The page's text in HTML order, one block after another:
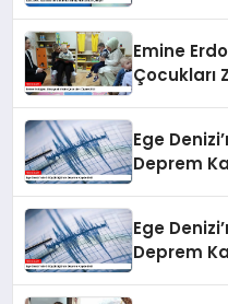
Emine
Çocukları
Ege
Deprem
Ege
Deprem